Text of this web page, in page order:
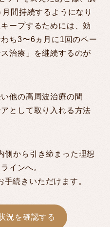
間持続するようになり
ープするためには、効
ち3〜6ヵ月に1回のペー
治療」を継続するのが
他の高周波治療の間
として取り入れる方法
側から引き締まった理想
インへ。
続きいただけます。
況を確認する